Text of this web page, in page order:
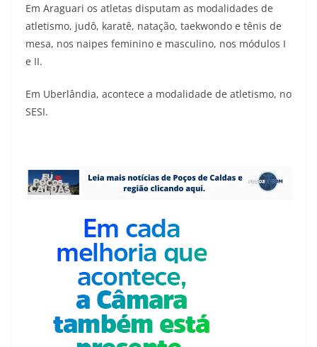
Em Araguari os atletas disputam as modalidades de
atletismo, judô, karatê, natação, taekwondo e tênis de
mesa, nos naipes feminino e masculino, nos módulos I
e II.
Em Uberlândia, acontece a modalidade de atletismo, no
SESI.